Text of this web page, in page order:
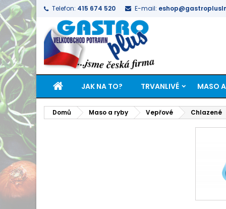
Telefon: 415 674 520 E-mail:
JAK NA TO? TRVANLIVÉ MASO
Domů Maso a ryby Vepřové Chlazené